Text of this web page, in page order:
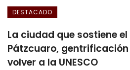
DESTACADO
La ciudad que sostiene
Pátzcuaro,
volver a la UNESCO